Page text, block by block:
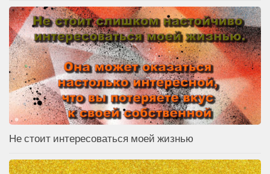
Не стоит интересоваться моей жизнью